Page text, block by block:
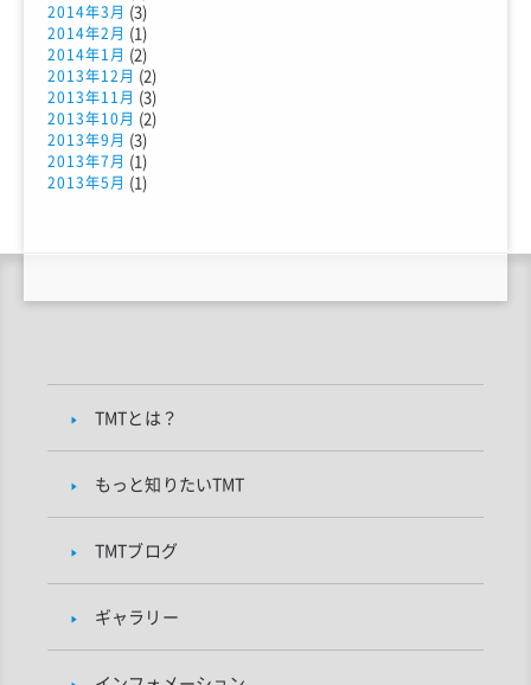
2014年3月 (3)
2014年2月 (1)
2014年1月 (2)
2013年12月 (2)
2013年11月 (3)
2013年10月 (2)
2013年9月 (3)
2013年7月 (1)
2013年5月 (1)
TMTとは？
もっと知りたいTMT
TMTブログ
ギャラリー